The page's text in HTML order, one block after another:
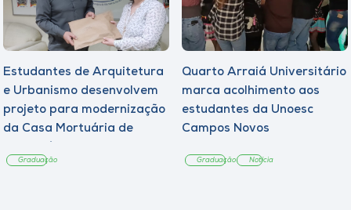
Estudantes de Arquitetura
e Urbanismo desenvolvem
projeto para modernização
da Casa Mortuária de
Graduação
Quarto Arraiá Universitário
marca acolhimento aos
estudantes da Unoesc
Campos Novos
Graduação Notícia